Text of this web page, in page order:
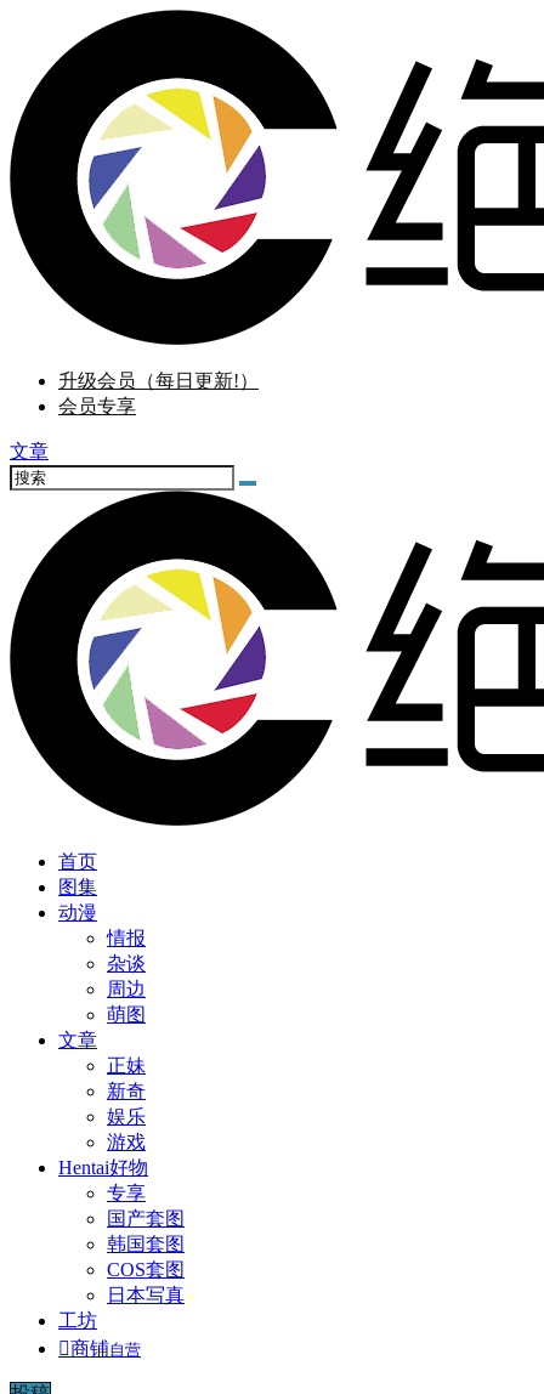
升级会员（每日更新!）
会员专享
文章
首页
图集
动漫
情报
杂谈
周边
萌图
文章
正妹
新奇
娱乐
游戏
Hentai好物
专享
国产套图
韩国套图
COS套图
日本写真
工坊
商铺自营